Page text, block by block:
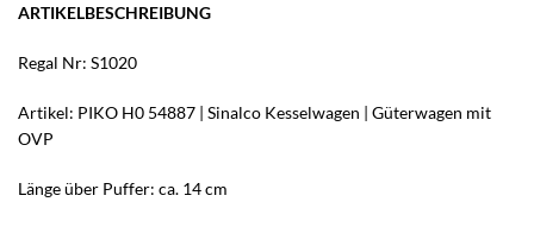
ARTIKELBESCHREIBUNG
Regal Nr: S1020
Artikel: PIKO H0 54887 | Sinalco Kesselwagen | Güterwagen mit
OVP
Länge über Puffer: ca. 14 cm